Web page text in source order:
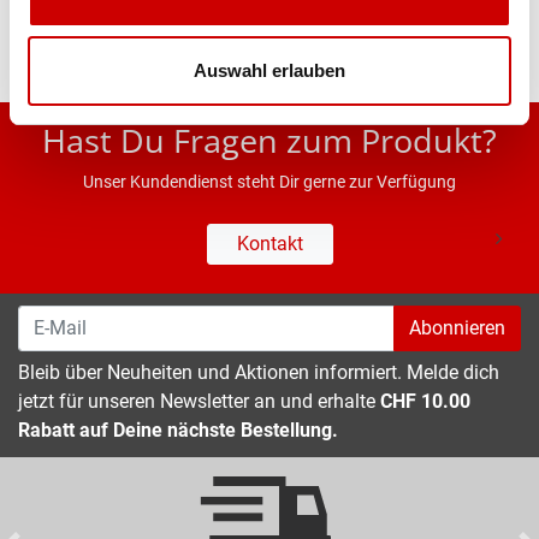
Auswahl erlauben
* UVP des Herstellers; Alle Preisangaben inkl. MwSt.
Hast Du Fragen zum Produkt?
Unser Kundendienst steht Dir gerne zur Verfügung
Kontakt
Abonnieren
Bleib über Neuheiten und Aktionen informiert. Melde dich
jetzt für unseren Newsletter an und erhalte CHF 10.00
Rabatt auf Deine nächste Bestellung.